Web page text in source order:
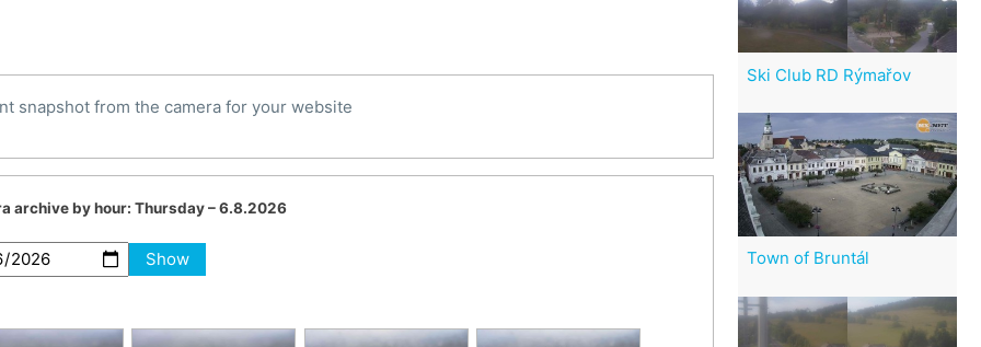
snapshot from the camera for your website
archive by hour: Thursday – 6.8.2026
Show
Ski Club RD Rýmařov
Town of Bruntál